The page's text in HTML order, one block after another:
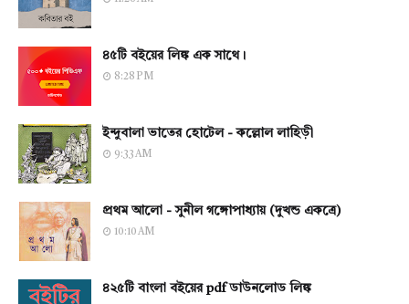
৪৫টি বইয়ের লিঙ্ক এক সাথে।
8:28 PM
ইন্দুবালা ভাতের হোটেল - কল্লোল লাহিড়ী
9:33 AM
প্রথম আলো - সুনীল গঙ্গোপাধ্যায় (দুখন্ড একত্রে)
10:10 AM
৪২৫টি বাংলা বইয়ের pdf ডাউনলোড লিঙ্ক